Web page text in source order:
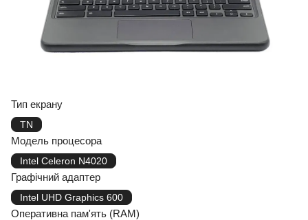
Тип екрану
TN
Модель процесора
Intel Celeron N4020
Графічний адаптер
Intel UHD Graphics 600
Оперативна пам'ять (RAM)